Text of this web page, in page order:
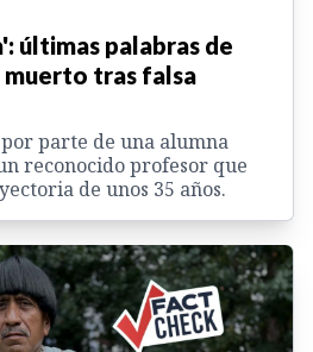
últimas palabras de
tras falsa
parte de una alumna
reconocido profesor que
de unos 35 años.